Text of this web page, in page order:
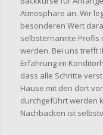
Atmosphäre an. Wir
besonderen Wert
selbsternannte Profis
werden. Bei uns trefft
Erfahrung im
dass alle Schritte
Hause mit den dort
durchgeführt werden
Nachbacken ist